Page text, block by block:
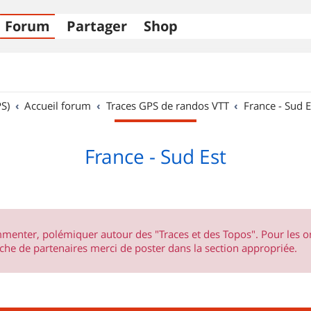
Forum Partager Shop
Accueil forum Traces GPS de randos VTT France - Sud
France - Sud Est
polémiquer autour des "Traces et des Topos". Pour les
de partenaires merci de poster dans la section appropriée.